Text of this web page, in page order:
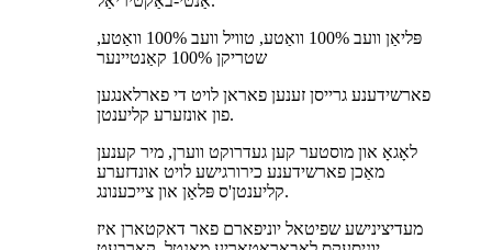
פּליאַן וועב 100% וואַטע, טוויל וועב 100% וואַטע,
שטריקן 100% קאַנטיינער
פארשידענע גרייסן זענען פאראן לויט די פארלאנגען
פון אונזערע קליענטן.
לאָגאָ און מוסטער קען געדרוקט ווערן, מיר קענען
מאַכן פארשידענע כירורגישע לויט אונדזערע
קליענטן'ס פּלאַן און צייכענונג.
מעדיצינישע שפיטאל יוניפארם פאר דאקטארן איז